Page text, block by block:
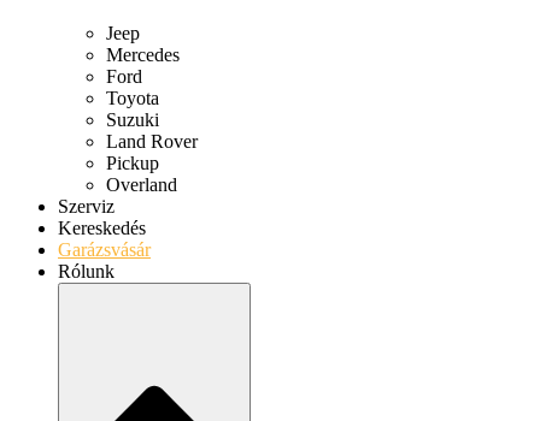
Jeep
Mercedes
Ford
Toyota
Suzuki
Land Rover
Pickup
Overland
Szerviz
Kereskedés
Garázsvásár
Rólunk